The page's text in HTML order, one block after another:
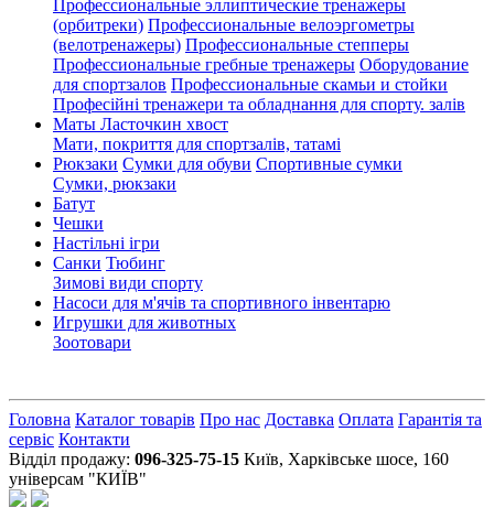
Профессиональные эллиптические тренажеры
(орбитреки) Профессиональные велоэргометры
(велотренажеры) Профессиональные cтепперы
Профессиональные гребные тренажеры Оборудование
для спортзалов Профессиональные скамьи и стойки
Професійні тренажери та обладнання для спорту. залів
Маты Ласточкин хвост
Мати, покриття для спортзалів, татамі
Рюкзаки Сумки для обуви Спортивные сумки
Сумки, рюкзаки
Батут
Чешки
Настільні ігри
Санки Тюбинг
Зимові види спорту
Насоси для м'ячів та спортивного інвентарю
Игрушки для животных
Зоотовари
Головна Каталог товарів Про нас Доставка Оплата Гарантія та
сервіс Контакти
Відділ продажу: 096-325-75-15 Київ, Харківське шосе, 160
універсам "КИЇВ"